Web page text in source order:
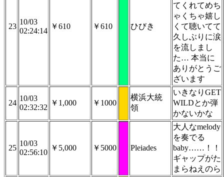
23
10/03
02:24:14
￥610 ￥610 ひびき
てくれてめち
ゃくちゃ嬉し
くて聴いてて
久しぶりに涙
を流しまし
た… 本当に
ありがとうご
ざいます
24
10/03
02:32:32
￥1,000 ￥1000
横浜大統
領
いきなりGET
WILDとか弾
かないかな
25
10/03
02:56:10
￥5,000 ￥5000 Pleiades
大人なmelody
を奏でる
baby……！！
ギャップがた
まらねえのら